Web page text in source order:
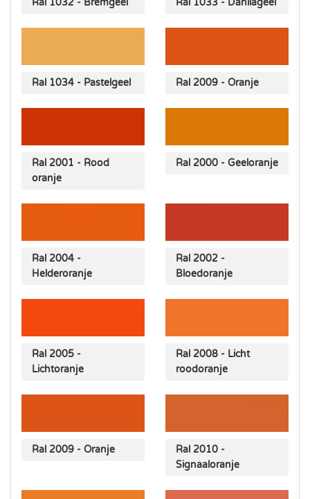
Ral 1032 - Bremgeel Ral 1033 - Dahliageel
Ral 1034 - Pastelgeel Ral 2009 - Oranje
Ral 2001 - Rood
oranje
Ral 2000 - Geeloranje
Ral 2004 -
Helderoranje
Ral 2002 -
Bloedoranje
Ral 2005 -
Lichtoranje
Ral 2008 - Licht
roodoranje
Ral 2009 - Oranje
Ral 2010 -
Signaaloranje